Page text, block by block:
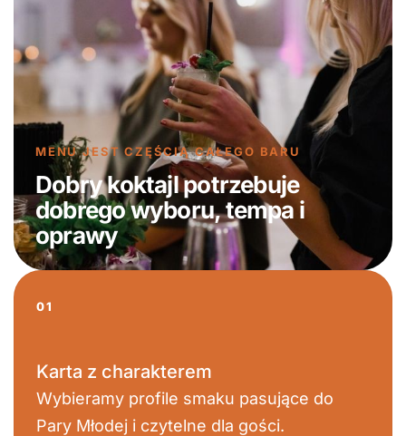
MENU JEST CZĘŚCIĄ CAŁEGO BARU
Dobry koktajl potrzebuje
dobrego wyboru, tempa i
oprawy
01
Karta z charakterem
Wybieramy profile smaku pasujące do
Pary Młodej i czytelne dla gości.